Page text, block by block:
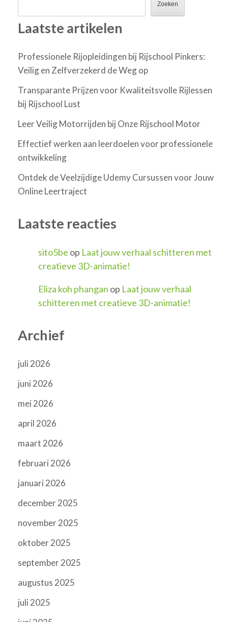
Zoeken
Laatste artikelen
Professionele Rijopleidingen bij Rijschool Pinkers:
Veilig en Zelfverzekerd de Weg op
Transparante Prijzen voor Kwaliteitsvolle Rijlessen
bij Rijschool Lust
Leer Veilig Motorrijden bij Onze Rijschool Motor
Effectief werken aan leerdoelen voor professionele
ontwikkeling
Ontdek de Veelzijdige Udemy Cursussen voor Jouw
Online Leertraject
Laatste reacties
sito5be op Laat jouw verhaal schitteren met
creatieve 3D-animatie!
Eliza koh phangan op Laat jouw verhaal
schitteren met creatieve 3D-animatie!
Archief
juli 2026
juni 2026
mei 2026
april 2026
maart 2026
februari 2026
januari 2026
december 2025
november 2025
oktober 2025
september 2025
augustus 2025
juli 2025